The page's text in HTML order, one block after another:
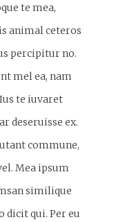
te mea,
animal ceteros
percipitur no.
mel ea, nam
te iuvaret
deseruisse ex.
commune,
Mea ipsum
similique
dicit qui. Per eu